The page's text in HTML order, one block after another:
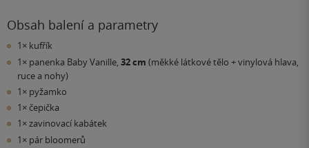
Obsah balení a parametry
1× kufřík
1× panenka Baby Vanille, 32 cm (měkké látkové tělo + vinylová hlava,
ruce a nohy)
1× pyžamko
1× čepička
1× zavinovací kabátek
1× pár bloomerů